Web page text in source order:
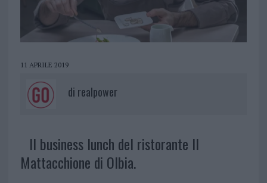
11 APRILE 2019
di realpower
Il business lunch del ristorante Il
Mattacchione di Olbia.